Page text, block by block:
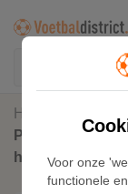
Home
Paris Saint-
hals voor heren
Voor onze
functionele